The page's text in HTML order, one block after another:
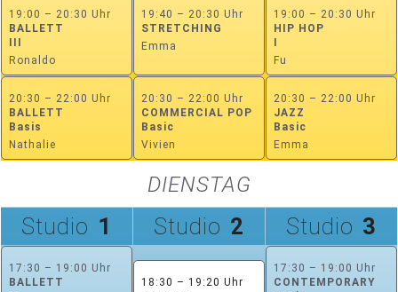
19:00 – 20:30 Uhr
BALLETT
III
Ronaldo
20:30 – 22:00 Uhr
BALLETT
Basis
Nathalie
19:40 – 20:30 Uhr
STRETCHING
Emma
20:30 – 22:00 Uhr
COMMERCIAL POP
Basic
Vivien
19:00 – 20:30 Uhr
HIP HOP
I
Fu
20:30 – 22:00 Uhr
JAZZ
Basic
Emma
DIENSTAG
Studio 1
17:30 – 19:00 Uhr
BALLETT
Studio 2
18:30 – 19:20 Uhr
Studio 3
17:30 – 19:00 Uhr
CONTEMPORARY